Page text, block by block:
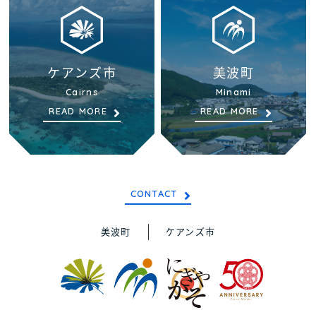
ケアンズ市
Cairns
READ MORE
美波町
Minami
READ MORE
CONTACT
美波町 ケアンズ市